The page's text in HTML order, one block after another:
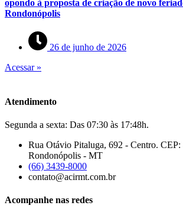
opondo à proposta de criação de novo
Rondonópolis
26 de junho de 2026
Acessar »
Atendimento
Segunda a sexta: Das 07:30 às 17:48h.
Rua Otávio Pitaluga, 692 - Centro. CEP:
Rondonópolis - MT
(66) 3439-8000
contato@acirmt.com.br
Acompanhe nas redes